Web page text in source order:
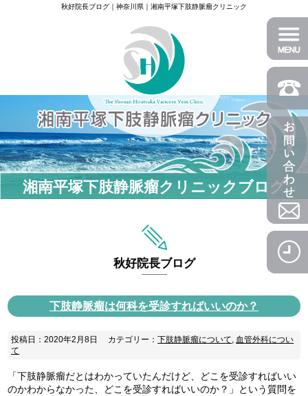
秋好院長ブログ｜神奈川県｜湘南平塚下肢静脈瘤クリニック
湘南平塚下肢静脈瘤クリニックブログ
秋好院長ブログ
下肢静脈瘤は何科を受診すればいいのか？
投稿日：2020年2月8日 カテゴリー：下肢静脈瘤について, 血管外科につい
て
「下肢静脈瘤だとはわかっていたんだけど、どこを受診すればいい
のかわからなかった、どこを受診すればいいのか？」という質問を